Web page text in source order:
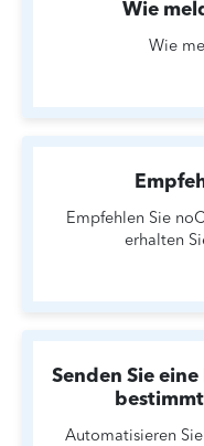
Wie
Wie
Empfehlen Sie
erhalten
Senden Sie
Automatisieren